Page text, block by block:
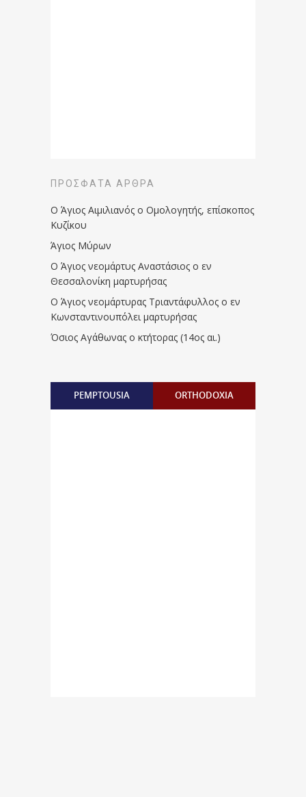
ΠΡΌΣΦΑΤΑ ΆΡΘΡΑ
Ο Άγιος Αιμιλιανός ο Ομολογητής, επίσκοπος
Κυζίκου
Άγιος Μύρων
Ο Άγιος νεομάρτυς Αναστάσιος ο εν
Θεσσαλονίκη μαρτυρήσας
Ο Άγιος νεομάρτυρας Τριαντάφυλλος ο εν
Κωνσταντινουπόλει μαρτυρήσας
Όσιος Αγάθωνας ο κτήτορας (14ος αι.)
PEMPTOUSIA ORTHODOXIA